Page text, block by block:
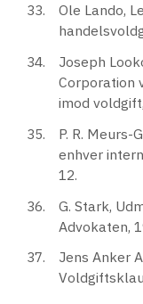
Ole Lando,
Joseph
Corporation
imod
P. R. Meurs-
enhver
12.
G. Stark,
Advokaten,
Jens Anker